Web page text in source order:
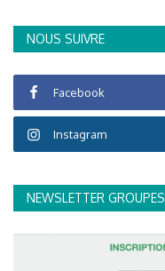
NOUS SUIVRE
Facebook
Instagram
NEWSLETTER GROUPES